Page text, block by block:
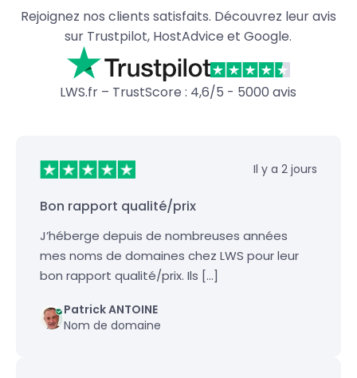
Rejoignez nos clients satisfaits. Découvrez leur avis
sur Trustpilot, HostAdvice et Google.
LWS.fr – TrustScore : 4,6/5 - 5000 avis
Il y a 2 jours
Bon rapport qualité/prix
J’héberge depuis de nombreuses années
mes noms de domaines chez LWS pour leur
bon rapport qualité/prix. Ils […]
Patrick ANTOINE
Nom de domaine